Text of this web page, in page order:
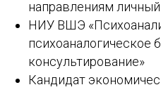
направлениям
НИУ ВШЭ
психоаналогическое
консультирование»
Кандидат